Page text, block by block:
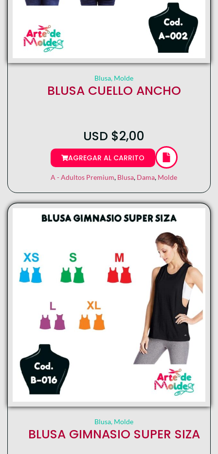
Blusa, Molde
BLUSA CUELLO ANCHO
USD $2,00
AGREGAR AL CARRITO
A - Adultos Premium, Blusa, Dama, Molde
Blusa, Molde
BLUSA GIMNASIO SUPER SIZA